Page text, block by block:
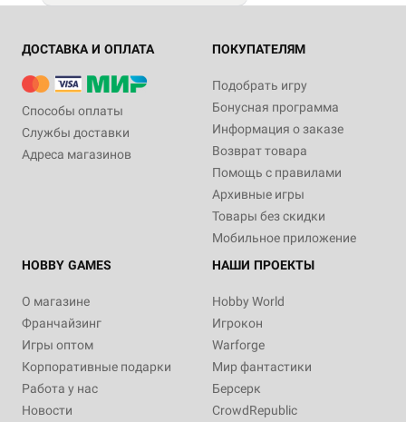
ДОСТАВКА И ОПЛАТА
Способы оплаты
Службы доставки
Адреса магазинов
ПОКУПАТЕЛЯМ
Подобрать игру
Бонусная программа
Информация о заказе
Возврат товара
Помощь с правилами
Архивные игры
Товары без скидки
Мобильное приложение
HOBBY GAMES
О магазине
Франчайзинг
Игры оптом
Корпоративные подарки
Работа у нас
Новости
НАШИ ПРОЕКТЫ
Hobby World
Игрокон
Warforge
Мир фантастики
Берсерк
CrowdRepublic